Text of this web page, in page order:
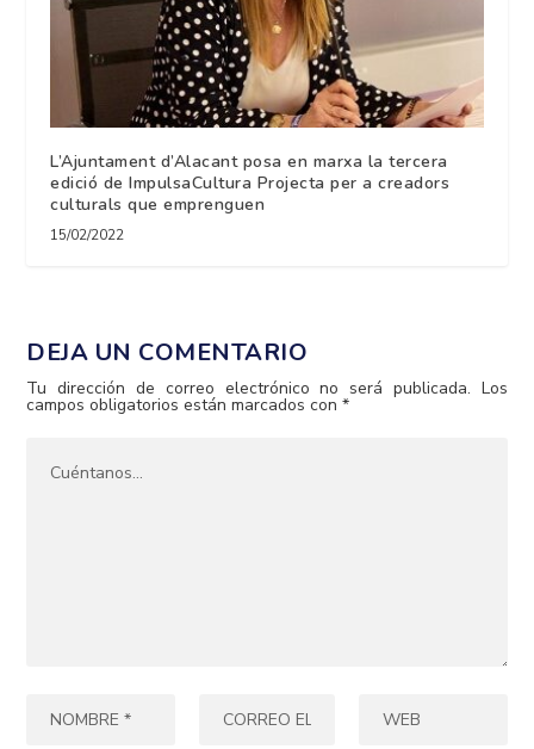
L’Ajuntament d’Alacant posa en marxa la tercera
edició de ImpulsaCultura Projecta per a creadors
culturals que emprenguen
15/02/2022
DEJA UN COMENTARIO
Tu dirección de correo electrónico no será publicada. Los
campos obligatorios están marcados con*